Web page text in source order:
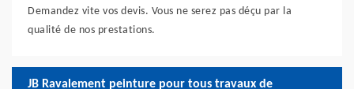
Demandez vite vos devis. Vous ne serez pas déçu par la
qualité de nos prestations.
JB Ravalement peinture pour tous travaux de